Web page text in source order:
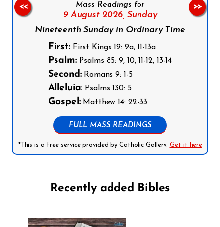
Mass Readings for
9 August 2026, Sunday
Nineteenth Sunday in Ordinary Time
First: First Kings 19: 9a, 11-13a
Psalm: Psalms 85: 9, 10, 11-12, 13-14
Second: Romans 9: 1-5
Alleluia: Psalms 130: 5
Gospel: Matthew 14: 22-33
FULL MASS READINGS
*This is a free service provided by Catholic Gallery. Get it here
<< >>
Recently added Bibles